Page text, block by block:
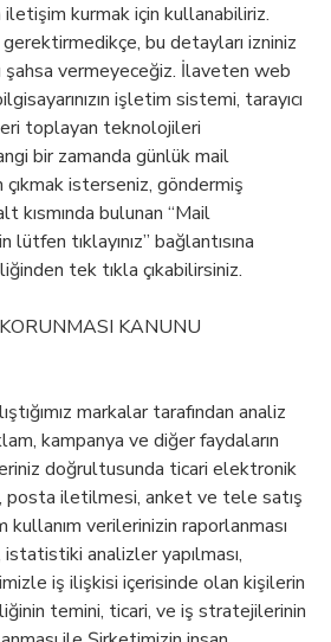
kurmak için kullanabiliriz.
bu detayları izniniz
şahsa vermeyeceğiz. İlaveten web
işletim sistemi, tarayıcı
toplayan teknolojileri
bir zamanda günlük mail
isterseniz, göndermiş
kısmında bulunan “Mail
lütfen tıklayınız” bağlantısına
tek tıkla çıkabilirsiniz.
KANUNU
markalar tarafından analiz
kampanya ve diğer faydaların
doğrultusunda ticari elektronik
iletilmesi, anket ve tele satış
kullanım verilerinizin raporlanması
analizler yapılması,
iş ilişkisi içerisinde olan kişilerin
temini, ticari, ve iş stratejilerinin